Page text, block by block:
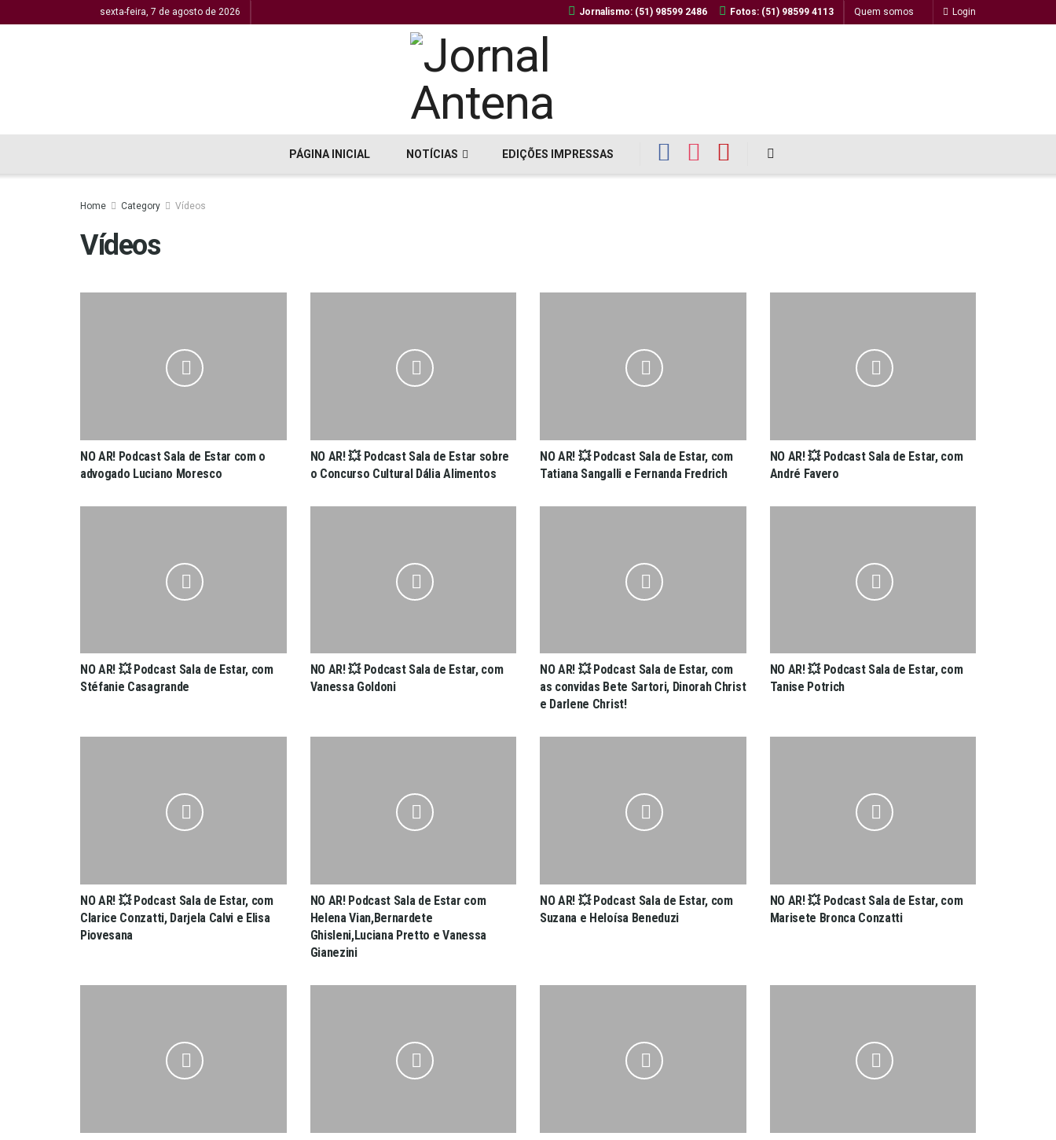
sexta-feira, 7 de agosto de 2026 Jornalismo: (51) 98599 2486 Fotos: (51) 98599 4113 Quem somos Login
PÁGINA INICIAL NOTÍCIAS EDIÇÕES IMPRESSAS
Home Category Vídeos
Vídeos
NO AR! Podcast Sala de Estar com o
advogado Luciano Moresco
NO AR! 💥 Podcast Sala de Estar sobre
o Concurso Cultural Dália Alimentos
NO AR! 💥 Podcast Sala de Estar, com
Tatiana Sangalli e Fernanda Fredrich
NO AR! 💥 Podcast Sala de Estar, com
André Favero
NO AR! 💥 Podcast Sala de Estar, com
Stéfanie Casagrande
NO AR! 💥 Podcast Sala de Estar, com
Vanessa Goldoni
NO AR! 💥 Podcast Sala de Estar, com
as convidas Bete Sartori, Dinorah Christ
e Darlene Christ!
NO AR! 💥 Podcast Sala de Estar, com
Tanise Potrich
NO AR! 💥 Podcast Sala de Estar, com
Clarice Conzatti, Darjela Calvi e Elisa
Piovesana
NO AR! Podcast Sala de Estar com
Helena Vian,Bernardete
Ghisleni,Luciana Pretto e Vanessa
Gianezini
NO AR! 💥 Podcast Sala de Estar, com
Suzana e Heloísa Beneduzi
NO AR! 💥 Podcast Sala de Estar, com
Marisete Bronca Conzatti